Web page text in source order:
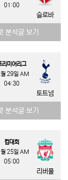
01:00
슬로바
분석글 보기
리미어리그
29일 AM
04:30
토트넘
분석글 보기
컵대회
25일 AM
05:00
리버풀